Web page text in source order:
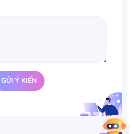
GỬI Ý KIẾN